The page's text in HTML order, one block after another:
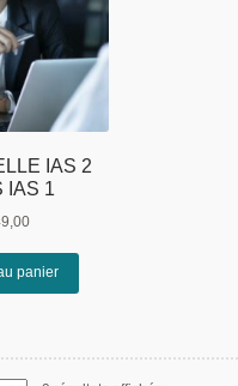
IAS 2
IAS 1
panier